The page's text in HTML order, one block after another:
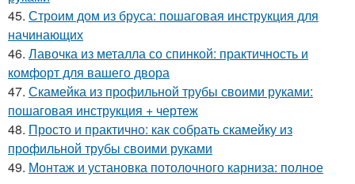
45. Строим дом из бруса: пошаговая инструкция для
начинающих
46. Лавочка из металла со спинкой: практичность и
комфорт для вашего двора
47. Скамейка из профильной трубы своими руками:
пошаговая инструкция + чертеж
48. Просто и практично: как собрать скамейку из
профильной трубы своими руками
49. Монтаж и установка потолочного карниза: полное